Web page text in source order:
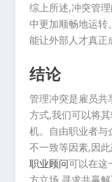
综上所述,冲突管
中更加顺畅地运转
能让外部人才真正
结论
管理冲突是雇员共
方式,我们可以将
机。自由职业者与
不一致等因素,因
职业顾问可以在这